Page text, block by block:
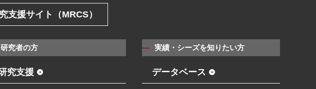
援サイト（MRCS）
研究者の方
究支援
実績・シーズを知りたい方
データベース